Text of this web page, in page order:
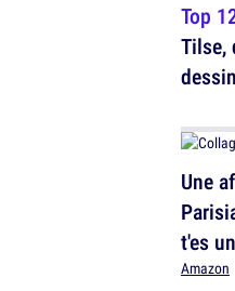
Top
Tilse,
Une
t'es
Amazon